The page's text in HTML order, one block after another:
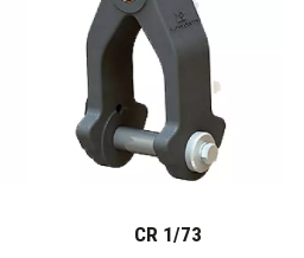
CR 1/73